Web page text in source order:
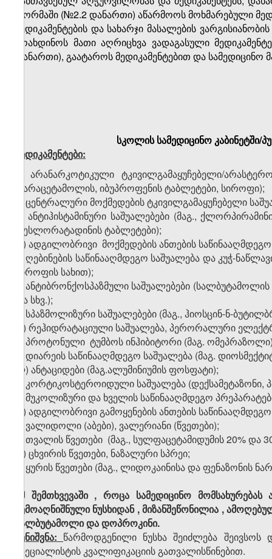
ფორმაში (№2.2 დანართი) აწარმოოს მოხმარებული
მედიკამენტების და სახარჯი მასალების
მოახდინოს მათი აღრიცხვა ვადაგასული
დანართი), გაატაროს მედიკამენტებით და
სკოლის სამედიცინო კაბინეტში/
მედიკამენტები:
ა) არანარკოტიკული ტკივილგამაყუჩებელი/
(პარაცეტამოლის, იბუპროფენის ტაბლეტები, სიროფი);
ბ) ცენტრალური მოქმედების ტკივილგამაყუჩებელი
გ) ანტიჰისტამინური საშუალებები (მაგ.,
დესლორატადინის ტაბლეტები);
დ) ადგილობრივი მოქმედების ანთების
ე) ღებინების საწინააღმდეგო საშუალება და კუჭ-
სიროფის სახით);
ვ) ანტიბრონქოსპაზმული საშუალებები
და სხვ.);
ზ) სპაზმოლიზური საშუალებები (მაგ., ჰიოსცინ-ნ-
თ) რეჰიდრატაციული საშუალება, პერორალური
ი) პროტონული ტუმბოს ინჰიბიტორი (მაგ.
კ) დიარეის საწინააღმდეგო საშუალება (მაგ.
ლ) ანტაციდები (მაგ.ალუმინიუმის ფოსფატი);
მ) კორტიკოსტეროიდული საშუალება
ნ) მუკოლიზური და ხველის საწინააღმდეგო
ო) ადგილობრივი გამოყენების ანთების
პ) ვალიდოლი (აბები), ვალერიანი (წვეთები);
ჟ) თვალის წვეთები (მაგ., სულფაცეტამიდუმის 20% და
რ) ცხვირის წვეთები, ნაზალური სპრეი;
ს) ყურის წვეთები (მაგ., ლიდოკაინისა და ფენაზონის
იმ შემთხვევაში ,როცა სამედიცინო მომსახურებას
ზემოაღნიშნული ნუსხიდან ,მიზანშეწონილია ,
სალბუტამოლი და დოპროკინი.
შენიშვნა: წარმოდგენილი ნუსხა შეიძლება შეივსოს
სპეციალისტის კვალიფიკაციისგათვალისწინებით.